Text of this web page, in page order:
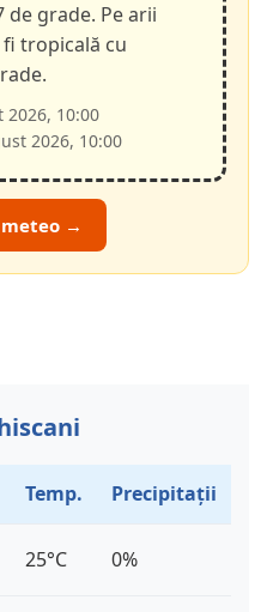
de grade. Pe arii
tropicală cu
10:00
2026, 10:00
→
Temp. Precipitații
25°C 0%